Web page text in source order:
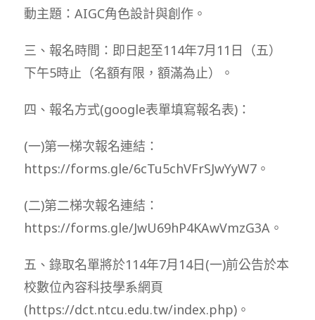
動主題：AIGC角色設計與創作。
三、報名時間：即日起至114年7月11日（五）
下午5時止（名額有限，額滿為止）。
四、報名方式(google表單填寫報名表)：
(一)第一梯次報名連結：
https://forms.gle/6cTu5chVFrSJwYyW7。
(二)第二梯次報名連結：
https://forms.gle/JwU69hP4KAwVmzG3A。
五、錄取名單將於114年7月14日(一)前公告於本
校數位內容科技學系網頁
(https://dct.ntcu.edu.tw/index.php)。